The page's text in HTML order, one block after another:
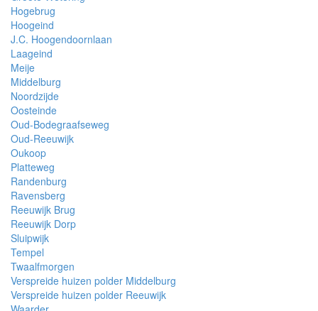
Hogebrug
Hoogeind
J.C. Hoogendoornlaan
Laageind
Meije
Middelburg
Noordzijde
Oosteinde
Oud-Bodegraafseweg
Oud-Reeuwijk
Oukoop
Platteweg
Randenburg
Ravensberg
Reeuwijk Brug
Reeuwijk Dorp
Sluipwijk
Tempel
Twaalfmorgen
Verspreide huizen polder Middelburg
Verspreide huizen polder Reeuwijk